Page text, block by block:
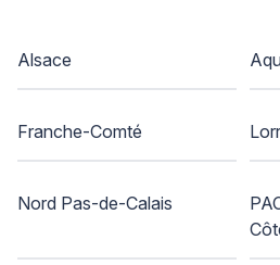
Alsace
Franche-Comté
Nord Pas-de-Calais